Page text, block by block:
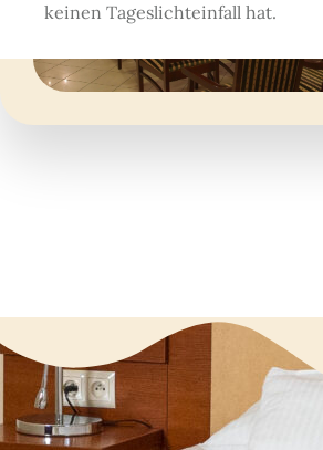
keinen Tageslichteinfall hat.